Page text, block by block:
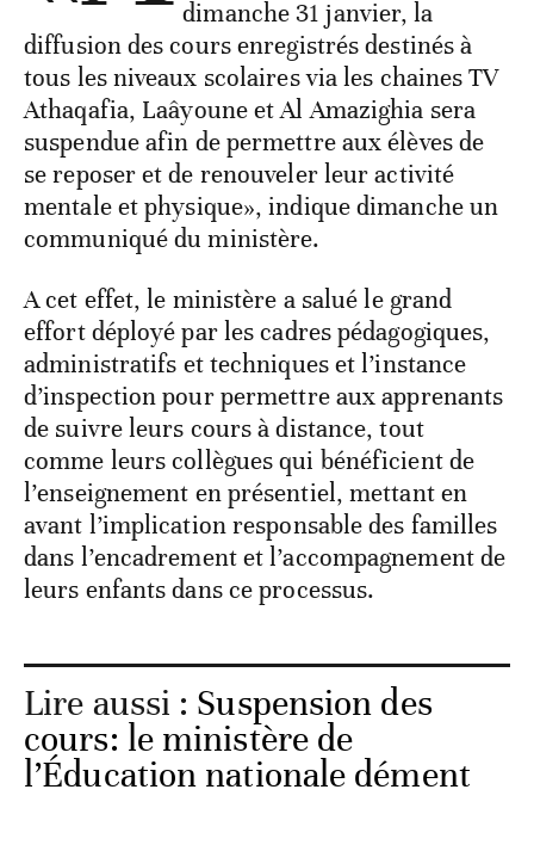
dimanche 31 janvier, la
diffusion des cours enregistrés destinés à
tous les niveaux scolaires via les chaines TV
Athaqafia, Laâyoune et Al Amazighia sera
suspendue afin de permettre aux élèves de
se reposer et de renouveler leur activité
mentale et physique», indique dimanche un
communiqué du ministère.
A cet effet, le ministère a salué le grand
effort déployé par les cadres pédagogiques,
administratifs et techniques et l’instance
d’inspection pour permettre aux apprenants
de suivre leurs cours à distance, tout
comme leurs collègues qui bénéficient de
l’enseignement en présentiel, mettant en
avant l’implication responsable des familles
dans l’encadrement et l’accompagnement de
leurs enfants dans ce processus.
Lire aussi : Suspension des
cours: le ministère de
l’Éducation nationale dément